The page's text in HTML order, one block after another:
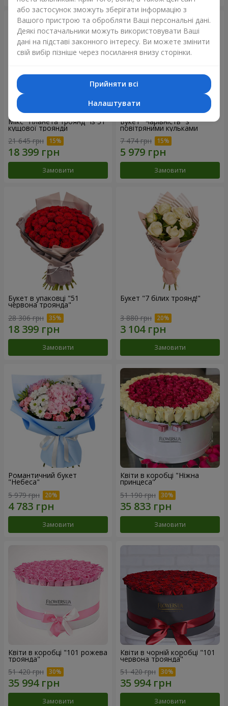
Мікс "Планета троянд" із 51
кущової троянди
21 645 грн
Замовити
Букет "Чарівність" з
повітряними кульками
7 474 грн
Замовити
Букет в упаковці "51
червона троянда"
28 306 грн
Замовити
Букет "7 білих троянд!"
3 880 грн
Замовити
Романтичний букет
"Небеса"
5 979 грн
Замовити
Квіти в коробці "Ніжна
принцеса"
51 190 грн
Замовити
Квіти в коробці "101 рожева
троянда"
51 420 грн
Замовити
Квіти в чорній коробці "101
червона троянда"
51 420 грн
Замовити
або застосунок зможуть зберігати інформацію з
Вашого пристрою та обробляти Ваші персональні дані.
Деякі постачальники можуть використовувати Ваші
дані на підставі законного інтересу. Ви можете змінити
свій вибір пізніше через посилання внизу сторінки.
Прийняти всі
Налаштувати